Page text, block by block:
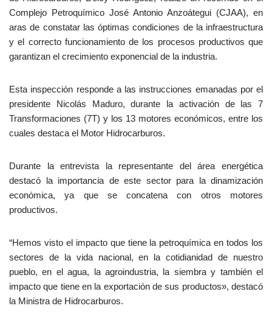
Complejo Petroquímico José Antonio Anzoátegui (CJAA), en
aras de constatar las óptimas condiciones de la infraestructura
y el correcto funcionamiento de los procesos productivos que
garantizan el crecimiento exponencial de la industria.
Esta inspección responde a las instrucciones emanadas por el
presidente Nicolás Maduro, durante la activación de las 7
Transformaciones (7T) y los 13 motores económicos, entre los
cuales destaca el Motor Hidrocarburos.
Durante la entrevista la representante del área energética
destacó la importancia de este sector para la dinamización
económica, ya que se concatena con otros motores
productivos.
“Hemos visto el impacto que tiene la petroquímica en todos los
sectores de la vida nacional, en la cotidianidad de nuestro
pueblo, en el agua, la agroindustria, la siembra y también el
impacto que tiene en la exportación de sus productos», destacó
la Ministra de Hidrocarburos.